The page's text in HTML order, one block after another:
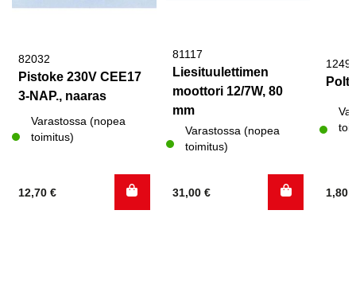
82032
Pistoke 230V CEE17
3-NAP., naaras
Varastossa (nopea
toimitus)
12,70 €
81117
Liesituulettimen
moottori 12/7W, 80
mm
Varastossa (nopea
toimitus)
31,00 € 1,80